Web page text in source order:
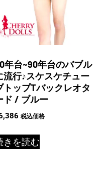
年台~90年台のバブル
流行♪スケスケチュー
トップTバックレオタ
ド / ブルー
税込価格
きを読む